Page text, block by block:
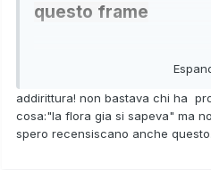
questo frame
datamine, hanno voluto fare
incompleto
addirittura! non bastava chi ha
cosa:"la flora gia si sapeva" ma
spero recensiscano anche questo.